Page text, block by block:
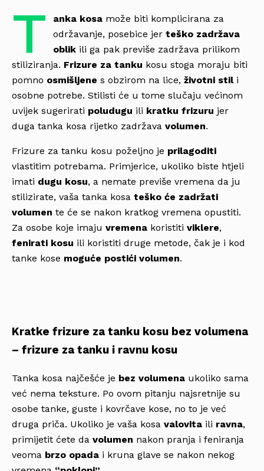
T anka kosamože biti komplicirana za
održavanje, posebice jerteško zadržava
oblikili ga pak previše zadržava prilikom
stiliziranja. Frizure za tanku kosu stoga moraju biti
pomno osmišljene s obzirom na lice, životni stili
osobne potrebe. Stilisti će u tome slučaju većinom
uvijek sugerirati poludugu ili kratku frizuru jer
duga tanka kosa rijetko zadržava volumen.
Frizure za tanku kosu poželjno je prilagoditi
vlastitim potrebama. Primjerice, ukoliko biste htjeli
imati dugu kosu, a nemate previše vremena da ju
stilizirate, vaša tanka kosa teško će zadržati
volumen te će se nakon kratkog vremena opustiti.
Za osobe koje imaju vremena koristiti viklere,
fenirati kosu ili koristiti druge metode, čak je i kod
tanke kose moguće postići volumen.
Kratke frizure za tanku kosu bez volumena
– frizure za tanku i ravnu kosu
Tanka kosa najčešće je bez volumena ukoliko sama
već nema teksture. Po ovom pitanju najsretnije su
osobe tanke, guste i kovrčave kose, no to je već
druga priča. Ukoliko je vaša kosa valovita ili ravna,
primijetit ćete da volumen nakon pranja i feniranja
veoma brzo opada i kruna glave se nakon nekog